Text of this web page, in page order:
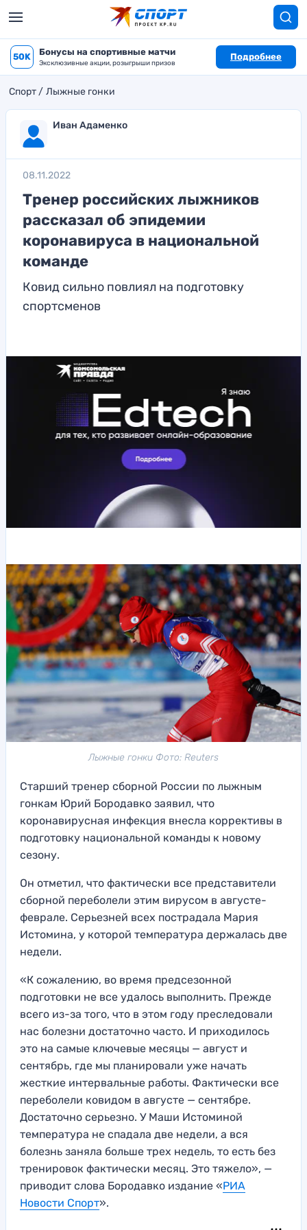
50K Бонусы на спортивные матчи
Эксклюзивные акции, розыгрыши призов
Подробнее
Спорт Лыжные гонки
Иван Адаменко
08.11.2022
Тренер российских лыжников
рассказал об эпидемии
коронавируса в национальной
команде
Ковид сильно повлиял на подготовку
спортсменов
Лыжные гонки Фото: Reuters
Старший тренер сборной России по лыжным
гонкам Юрий Бородавко заявил, что
коронавирусная инфекция внесла коррективы в
подготовку национальной команды к новому
сезону.
Он отметил, что фактически все представители
сборной переболели этим вирусом в августе-
феврале. Серьезней всех пострадала Мария
Истомина, у которой температура держалась две
недели.
«К сожалению, во время предсезонной
подготовки не все удалось выполнить. Прежде
всего из-за того, что в этом году преследовали
нас болезни достаточно часто. И приходилось
это на самые ключевые месяцы — август и
сентябрь, где мы планировали уже начать
жесткие интервальные работы. Фактически все
переболели ковидом в августе — сентябре.
Достаточно серьезно. У Маши Истоминой
температура не спадала две недели, а вся
болезнь заняла больше трех недель, то есть без
тренировок фактически месяц. Это тяжело», —
приводит слова Бородавко издание «РИА
Новости Спорт».